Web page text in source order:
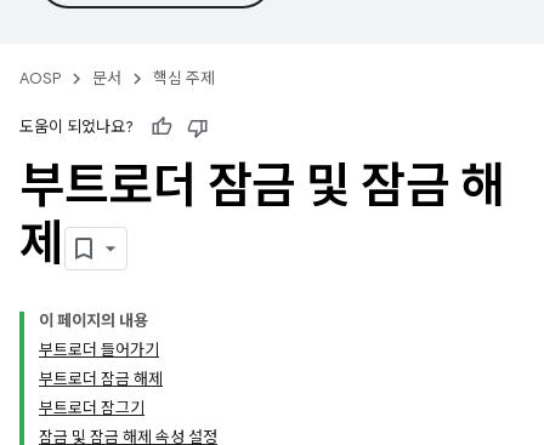
AOSP 문서 핵심 주제
도움이 되었나요?
부트로더 잠금 및 잠금 해
제
이 페이지의 내용
부트로더 들어가기
부트로더 잠금 해제
부트로더 잠그기
잠금 및 잠금 해제 속성 설정